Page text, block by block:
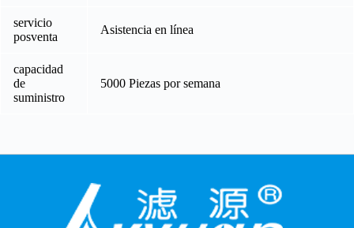
servicio
posventa
Asistencia en línea
capacidad
de
suministro
5000 Piezas por semana